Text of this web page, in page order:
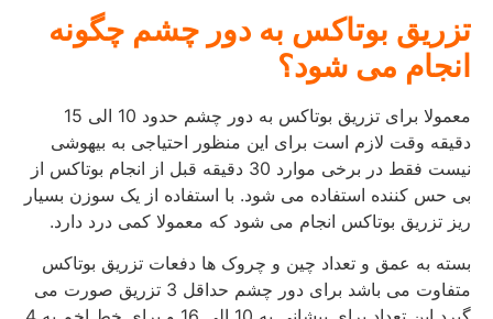
تزریق بوتاکس به دور چشم چگونه
انجام می شود؟
معمولا برای تزریق بوتاکس به دور چشم حدود 10 الی 15
دقیقه وقت لازم است برای این منظور احتیاجی به بیهوشی
نیست فقط در برخی موارد 30 دقیقه قبل از انجام بوتاکس از
بی حس کننده استفاده می شود. با استفاده از یک سوزن بسیار
ریز تزریق بوتاکس انجام می شود که معمولا کمی درد دارد.
بسته به عمق و تعداد چین و چروک ها دفعات تزریق بوتاکس
متفاوت می باشد برای دور چشم حداقل 3 تزریق صورت می